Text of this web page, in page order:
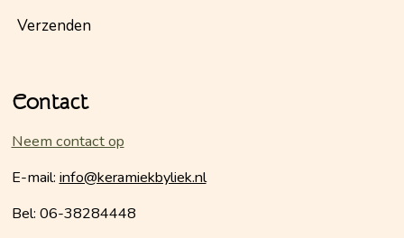
Verzenden
Contact
Neem contact op
E-mail: info@keramiekbyliek.nl
Bel: 06-38284448